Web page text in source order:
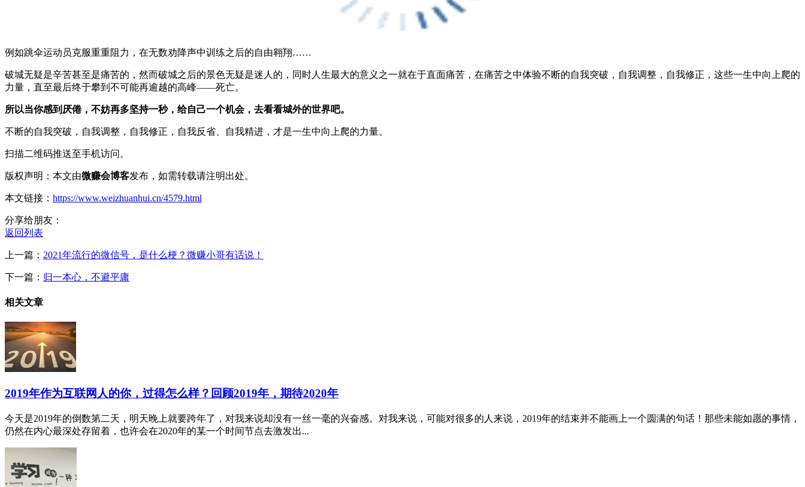
例如跳伞运动员克服重重阻力，在无数劝降声中训练之后的自由翱翔……
破城无疑是辛苦甚至是痛苦的，然而破城之后的景色无疑是迷人的，同时人生最大的意义之一就在于直面痛苦，在痛苦之中体验不断的自我突破，自我调整，自我修正，这些一生中向上爬的
力量，直至最后终于攀到不可能再逾越的高峰——死亡。
所以当你感到厌倦，不妨再多坚持一秒，给自己一个机会，去看看城外的世界吧。
不断的自我突破，自我调整，自我修正，自我反省、自我精进，才是一生中向上爬的力量。
扫描二维码推送至手机访问。
版权声明：本文由微赚会博客发布，如需转载请注明出处。
本文链接： https://www.weizhuanhui.cn/4579.html
分享给朋友：
返回列表
上一篇： 2021年流行的微信号，是什么梗？微赚小哥有话说！
下一篇： 归一本心，不避平庸
相关文章
2019年作为互联网人的你，过得怎么样？回顾2019年，期待2020年
今天是2019年的倒数第二天，明天晚上就要跨年了，对我来说却没有一丝一毫的兴奋感。对我来说，可能对很多的人来说，2019年的结束并不能画上一个圆满的句话！那些未能如愿的事情，
仍然在内心最深处存留着，也许会在2020年的某一个时间节点去激发出...